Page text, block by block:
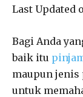
Last Updated
Bagi Anda
baik itu
maupun jenis
untuk